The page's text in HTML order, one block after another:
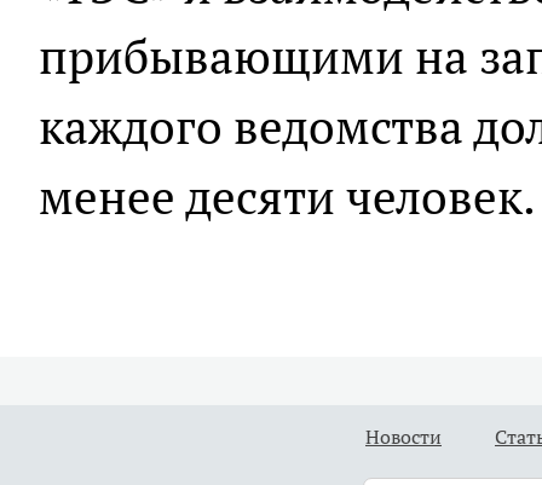
прибывающими на
каждого ведомства
менее десяти человек.
Новости